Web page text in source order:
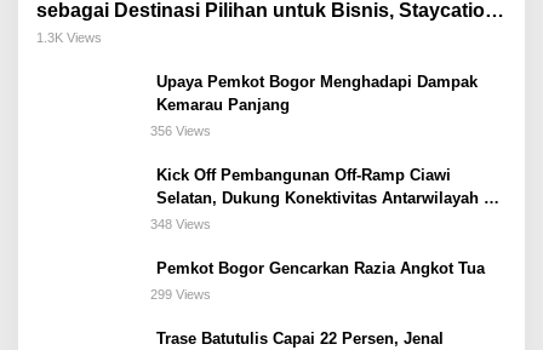
sebagai Destinasi Pilihan untuk Bisnis, Staycation,
Meeting, dan Kuliner di Jakarta Selatan
1.3K Views
Upaya Pemkot Bogor Menghadapi Dampak
Kemarau Panjang
356 Views
Kick Off Pembangunan Off-Ramp Ciawi
Selatan, Dukung Konektivitas Antarwilayah di
Bogor Selatan
348 Views
Pemkot Bogor Gencarkan Razia Angkot Tua
299 Views
Trase Batutulis Capai 22 Persen, Jenal